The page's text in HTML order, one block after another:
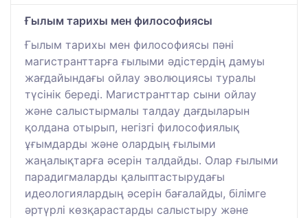
Ғылым тарихы мен философиясы
Ғылым тарихы мен философиясы пәні
магистранттарға ғылыми әдістердің дамуы
жағдайындағы ойлау эволюциясы туралы
түсінік береді. Магистранттар сыни ойлау
және салыстырмалы талдау дағдыларын
қолдана отырып, негізгі философиялық
ұғымдарды және олардың ғылыми
жаңалықтарға әсерін талдайды. Олар ғылыми
парадигмаларды қалыптастырудағы
идеологиялардың әсерін бағалайды, білімге
әртүрлі көзқарастарды салыстыру және